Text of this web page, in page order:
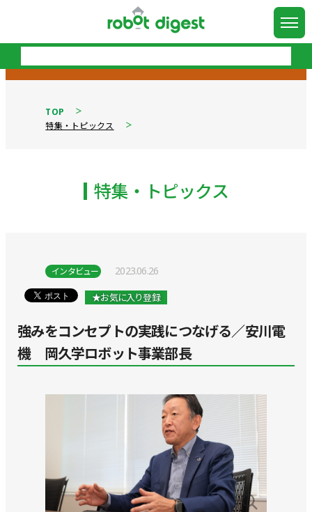
TOP
特集・トピックス
特集・トピックス
インタビュー 2023.06.26
★お気に入り登録
強みをコンセプトの実践につなげる／安川電
機 岡久学ロボット事業部長